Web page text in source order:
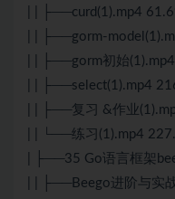
| | ├──curd(1).mp4
| | ├──gorm-
| | ├──gorm初始
| | ├──select(1).mp4
| | ├──复习 &作业
| | └──练习(1).mp4
| ├──35 Go语言框架
| | ├──Beego进阶与实